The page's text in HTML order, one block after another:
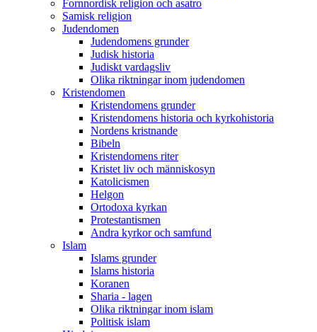
Fornnordisk religion och asatro
Samisk religion
Judendomen
Judendomens grunder
Judisk historia
Judiskt vardagsliv
Olika riktningar inom judendomen
Kristendomen
Kristendomens grunder
Kristendomens historia och kyrkohistoria
Nordens kristnande
Bibeln
Kristendomens riter
Kristet liv och människosyn
Katolicismen
Helgon
Ortodoxa kyrkan
Protestantismen
Andra kyrkor och samfund
Islam
Islams grunder
Islams historia
Koranen
Sharia - lagen
Olika riktningar inom islam
Politisk islam